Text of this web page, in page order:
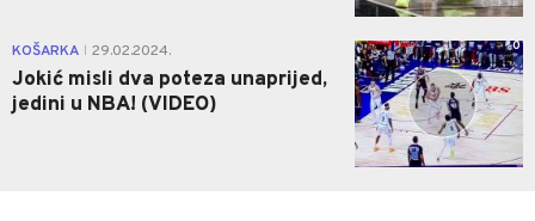
KOŠARKA 29.02.2024.
Jokić misli dva poteza unaprijed,
jedini u NBA! (VIDEO)
0